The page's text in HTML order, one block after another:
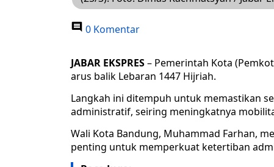
0 Komentar
JABAR EKSPRES– Pemerintah Kota
arus balik Lebaran 1447 Hijriah.
Langkah ini ditempuh untuk memastikan
administratif, seiring meningkatnya
Wali Kota Bandung, Muhammad Farhan,
penting untuk memperkuat ketertiban